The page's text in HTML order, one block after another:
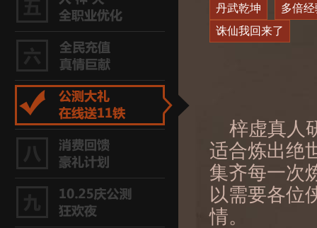
丹武乾坤
多倍
诛仙我回来了
梓虚真人
适合炼出绝
集齐每一次
以需要各位
情。